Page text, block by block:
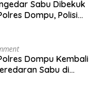
Sabu Dibekuk
Dompu, Polisi
Dompu Kembali
Sabu di